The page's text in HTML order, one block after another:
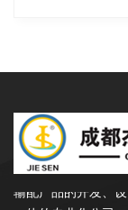
成都杰森成立于
3500万元，是一家
输配产品的开发、